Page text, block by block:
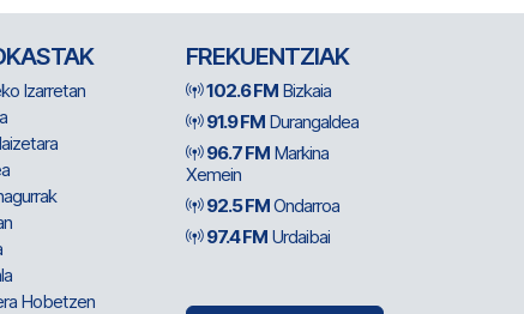
Izarretan
Hobetzen
FREKUENTZIAK
102.6 FM Bizkaia
91.9 FM Durangaldea
96.7 FM Markina
Xemein
92.5 FMOndarroa
97.4 FM Urdaibai